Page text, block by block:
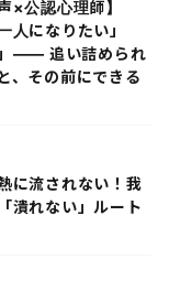
×公認心理師】
人になりたい」
」―― 追い詰められ
、その前にできる
に流されない！我
潰れない」ルート